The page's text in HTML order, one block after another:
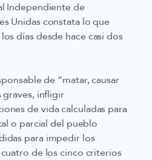
Independiente de
Unidas constata lo que
días desde hace casi dos
de “matar, causar
graves, infligir
de vida calculadas para
o parcial del pueblo
para impedir los
de los cinco criterios